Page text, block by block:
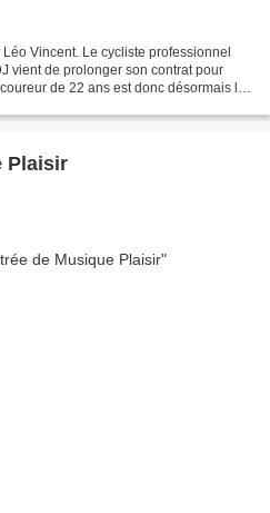
Vincent. Le cycliste professionnel
vient de prolonger son contrat pour
de 22 ans est donc désormais lié
Plaisir